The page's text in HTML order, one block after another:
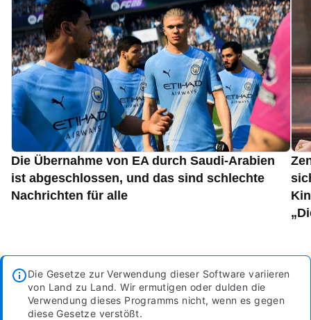
Die Übernahme von EA durch Saudi-Arabien
ist abgeschlossen, und das sind schlechte
Nachrichten für alle
Die Gesetze zur Verwendung dieser Software variieren
von Land zu Land. Wir ermutigen oder dulden die
Verwendung dieses Programms nicht, wenn es gegen
diese Gesetze verstößt.